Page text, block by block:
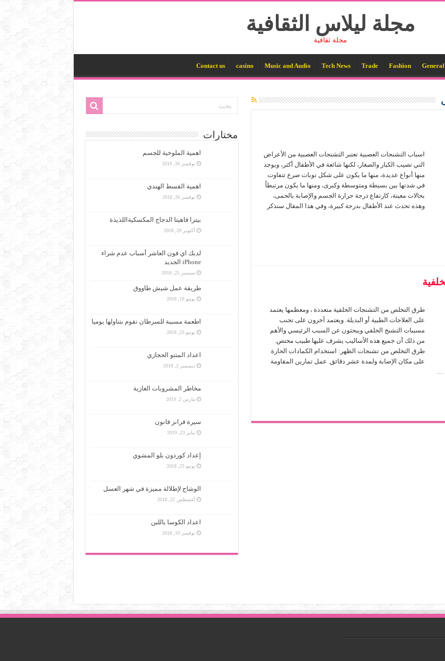
مجلة ليلاس الثقافية
مجلة ثقافية
General
Fashion
Trade
Tech News
Music and Audio
casino
Contact us
اسباب التشنجات العصبية تعتبر التشنجات العصبية من الأعراض
التي تصيب الكبار والصغار، لكنها شائعة في الأطفال أكثر، ويوجد
منها أنواع عديدة، منها ما يكون على شكل نوبات صرع تتفاوت
في شدتها بين بسيطة ومتوسطة وكبرى، ومنها ما يكون مرتبطاً
بحالات معينة، كارتفاع درجة حرارة الجسم والإصابة بالحمى،
وهذه تحدث عند الأطفال بدرجة كبيرة، وفي هذا المقال سنذكر
طرق التخلص من التشنجات الخلفية متعددة ، ومعظمها يعتمد
على العلاجات الطبية أو البديلة. ويعتمد آخرون على تجنب
مسببات التشنج الخلفي ويبحثون عن السبب الرئيسي والأهم
من ذلك أن جميع هذه الأساليب يشرف عليها طبيب مختص.
طرق التخلص من تشنجات الظهر: استخدام الكمادات الحارة
على مكان الإصابة ولمدة عشر دقائق. عمل تمارين المقاومة
…
مختارات
اهمية الملوخية للجسم
نوفمبر 26, 2018
اهمية القسط الهندي
نوفمبر 26, 2018
بيتزا فاهيتا الدجاج المكسكيةاللذيذة
أكتوبر 20, 2018
لديك اي فون العاشر أسباب عدم شراء
iPhone الجديد
سبتمبر 25, 2018
طريقة عمل شيش طاووق
يونيو 19, 2018
اطعمة مسببة للسرطان نقوم بتناولها يوميا
يونيو 25, 2018
اعداد المنتو الحجازي
ديسمبر 2, 2018
مخاطر المشروبات الغازية
مارس 2, 2019
سيرة فرانز فانون
يناير 23, 2019
إعداد كوردون بلو المشوي
يونيو 23, 2018
الوشاح لإطلالة مميزة في شهر العسل
أغسطس 22, 2018
اعداد الكوسا باللبن
نوفمبر 10, 2018